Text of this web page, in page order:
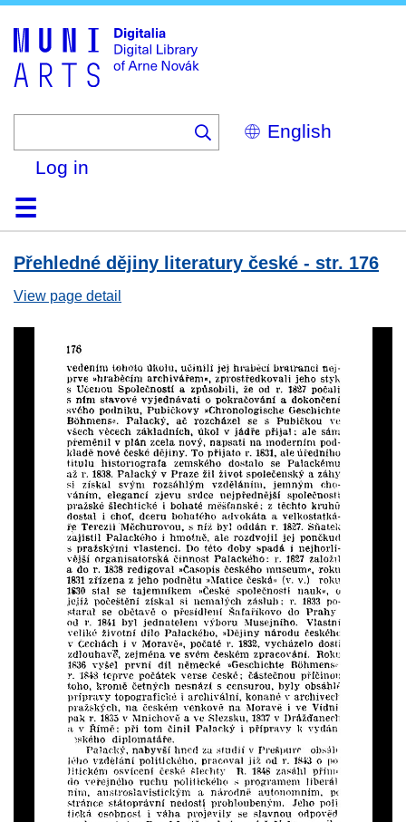
Select
your
Log in
HomeBrowse
Search
About
HelpContactDigitalia
Přehledné dějiny literatury české - str. 176
View page detail